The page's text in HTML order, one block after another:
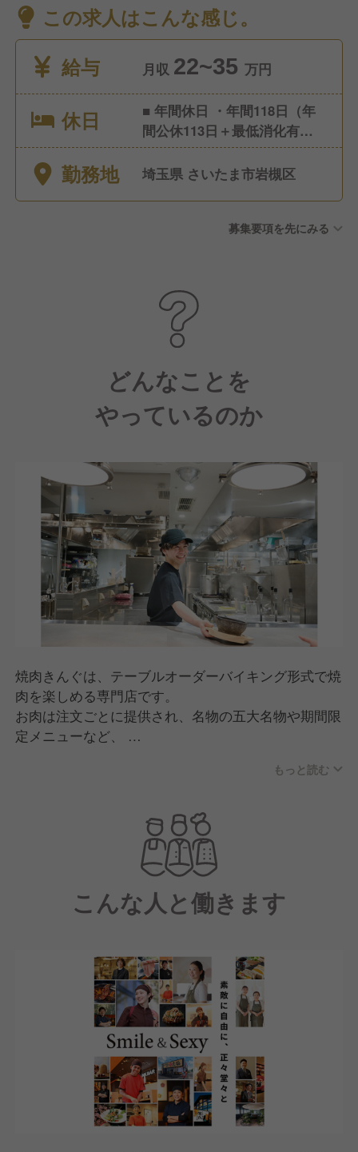
この求人はこんな感じ。
給与
月収 22~35 万円
休日
■ 年間休日 ・年間118日（年
間公休113日＋最低消化有給5
日） ・1ヶ月9休制（※2月のみ
8休） ・大晦日元旦は原則全
勤務地 埼玉県 さいたま市岩槻区
募集要項を先にみる
どんなことを
やっているのか
焼肉きんぐは、テーブルオーダーバイキング形式で焼
肉を楽しめる専門店です。
お肉は注文ごとに提供され、名物の五大名物や期間限
定メニューなど、
スタッフが焼き方をサポートする「焼肉ポリス」な
人のあたたかさを感じる接客で、家族連れから幅広い
世代に親しまれています。
もっと読む
こんな人と働きます